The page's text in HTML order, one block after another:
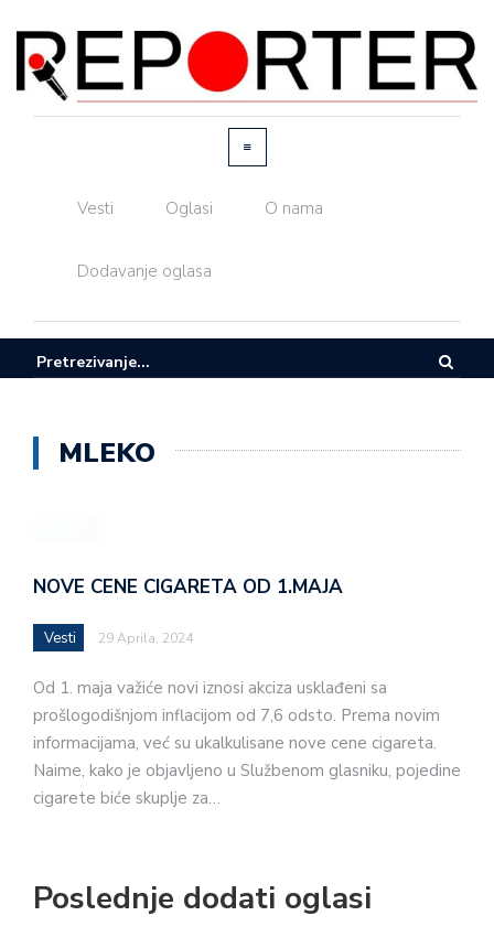
Vesti Oglasi O nama
Dodavanje oglasa
MLEKO
NOVE CENE CIGARETA OD 1.MAJA
Vesti 29 Aprila, 2024
Od 1. maja važiće novi iznosi akciza usklađeni sa
prošlogodišnjom inflacijom od 7,6 odsto. Prema novim
informacijama, već su ukalkulisane nove cene cigareta.
Naime, kako je objavljeno u Službenom glasniku, pojedine
cigarete biće skuplje za…
Poslednje dodati oglasi